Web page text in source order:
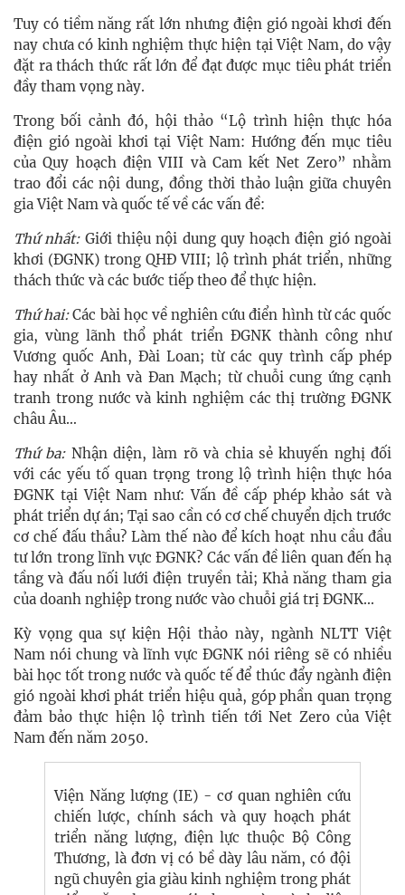
Tuy có tiềm năng rất lớn nhưng điện gió ngoài khơiđến
nay chưa có kinh nghiệm thực hiện tại Việt Nam, do vậy
đặt ra thách thức rất lớn để đạt được mục tiêu phát triển
đầy tham vọng này.
Trong bối cảnh đó, hội thảo “Lộ trình hiện thực hóa
điện gió ngoài khơi tại Việt Nam: Hướng đến mục tiêu
của Quy hoạch điện VIII và Cam kết Net Zero” nhằm
trao đổi các nội dung, đồng thời thảo luận giữa chuyên
gia Việt Nam và quốc tế về các vấn đề:
Thứ nhất:Giới thiệu nội dung quy hoạch điện gió ngoài
khơi (ĐGNK) trong QHĐ VIII; lộ trình phát triển, những
thách thức và các bước tiếp theo để thực hiện.
Thứ hai:Các bài học về nghiên cứu điển hình từ các quốc
gia, vùng lãnh thổ phát triển ĐGNK thành công như
Vương quốc Anh, Đài Loan; từ các quy trình cấp phép
hay nhất ở Anh và Đan Mạch; từ chuỗi cung ứng cạnh
tranh trong nước và kinh nghiệm các thị trường ĐGNK
châu Âu…
Thứ ba:Nhận diện, làm rõ và chia sẻ khuyến nghị đối
với các yếu tố quan trọng trong lộ trình hiện thực hóa
ĐGNK tại Việt Nam như: Vấn đề cấp phép khảo sát và
phát triển dự án; Tại sao cần có cơ chế chuyển dịch trước
cơ chế đấu thầu? Làm thế nào để kích hoạt nhu cầu đầu
tư lớn trong lĩnh vực ĐGNK? Các vấn đề liên quan đến hạ
tầng và đấu nối lưới điện truyền tải; Khả năng tham gia
của doanh nghiệp trong nước vào chuỗi giá trị ĐGNK...
Kỳ vọng qua sự kiện Hội thảo này, ngành NLTT Việt
Nam nói chung và lĩnh vực ĐGNK nói riêng sẽ có nhiều
bài học tốt trong nước và quốc tế để thúc đẩy ngành điện
gió ngoài khơi phát triển hiệu quả, góp phần quan trọng
đảm bảo thực hiện lộ trình tiến tới Net Zero của Việt
Nam đến năm 2050.
Viện Năng lượng (IE) - cơ quan nghiên cứu
chiến lược, chính sách và quy hoạch phát
triển năng lượng, điện lực thuộc Bộ Công
Thương, là đơn vị có bề dày lâu năm, có đội
ngũ chuyên gia giàu kinh nghiệm trong phát